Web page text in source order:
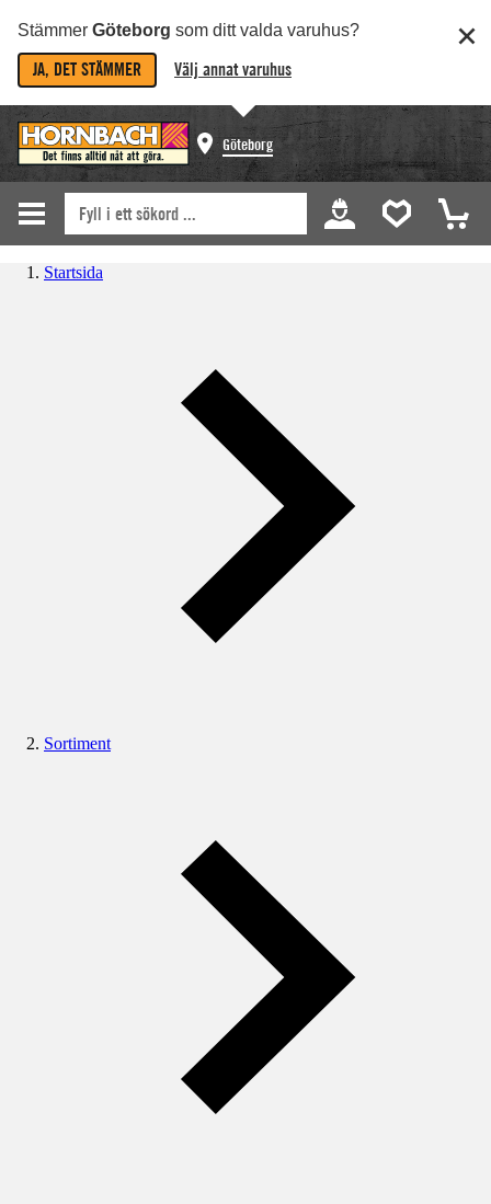
Stämmer Göteborg som ditt valda varuhus?
JA, DET STÄMMER Välj annat varuhus
Göteborg
Startsida
Sortiment